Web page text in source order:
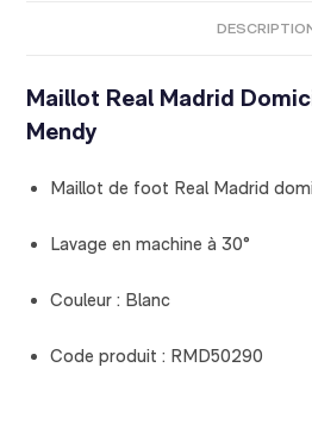
Maillot Real Madrid
Mendy
Maillot de foot Real Madrid
Lavage en machine à 30°
Couleur : Blanc
Code produit : RMD50290